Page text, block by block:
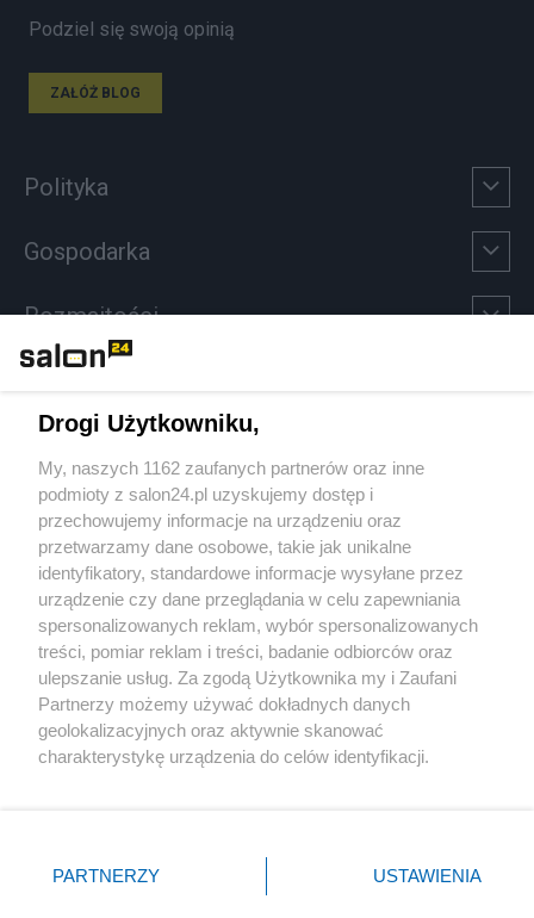
Podziel się swoją opinią
ZAŁÓŻ BLOG
Polityka
Gospodarka
Rozmaitości
Sport
Społeczeństwo
Kultura
X Facebook Instagram Youtube
Drogi Użytkowniku,
My, naszych 1162 zaufanych partnerów oraz inne
podmioty z salon24.pl uzyskujemy dostęp i
przechowujemy informacje na urządzeniu oraz
przetwarzamy dane osobowe, takie jak unikalne
identyfikatory, standardowe informacje wysyłane przez
urządzenie czy dane przeglądania w celu zapewniania
spersonalizowanych reklam, wybór spersonalizowanych
treści, pomiar reklam i treści, badanie odbiorców oraz
ulepszanie usług. Za zgodą Użytkownika my i Zaufani
Partnerzy możemy używać dokładnych danych
geolokalizacyjnych oraz aktywnie skanować
charakterystykę urządzenia do celów identyfikacji.
zmienić/wycofać klikając przycisk ustawień prywatności
znajdujący się w lewym dolnym rogu strony
PARTNERZY USTAWIENIA